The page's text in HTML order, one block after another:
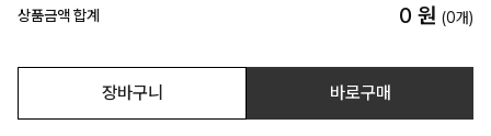
상품금액 합계 0 원 (0개)
장바구니 바로구매